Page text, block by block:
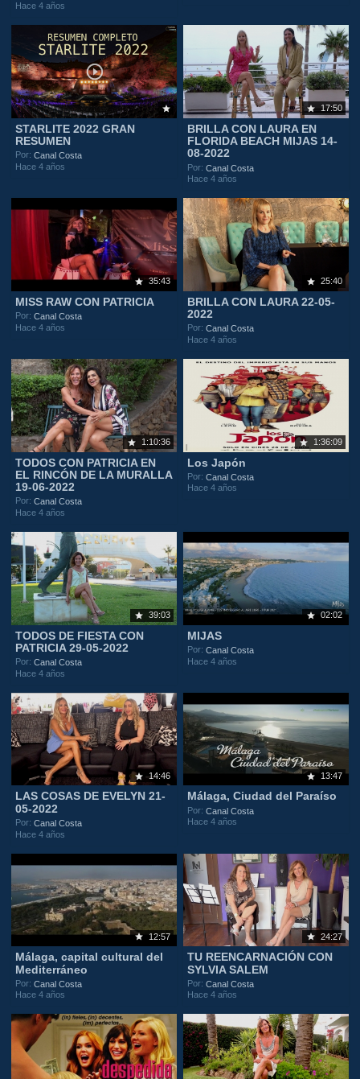
Hace 4 años
STARLITE 2022 GRAN
RESUMEN
Por:Canal Costa
Hace 4 años
17:50
BRILLA CON LAURA EN
FLORIDA BEACH MIJAS 14-
08-2022
Por:Canal Costa
Hace 4 años
35:43
MISS RAW CON PATRICIA
Por:Canal Costa
Hace 4 años
25:40
BRILLA CON LAURA 22-05-
2022
Por:Canal Costa
Hace 4 años
1:10:36
TODOS CON PATRICIA EN
EL RINCÓN DE LA MURALLA
19-06-2022
Por:Canal Costa
Hace 4 años
1:36:09
Los Japón
Por:Canal Costa
Hace 4 años
39:03
TODOS DE FIESTA CON
PATRICIA 29-05-2022
Por:Canal Costa
Hace 4 años
02:02
MIJAS
Por:Canal Costa
Hace 4 años
14:46
LAS COSAS DE EVELYN 21-
05-2022
Por:Canal Costa
Hace 4 años
13:47
Málaga, Ciudad del Paraíso
Por:Canal Costa
Hace 4 años
12:57
Málaga, capital cultural del
Mediterráneo
Por:Canal Costa
Hace 4 años
24:27
TU REENCARNACIÓN CON
SYLVIA SALEM
Por:Canal Costa
Hace 4 años